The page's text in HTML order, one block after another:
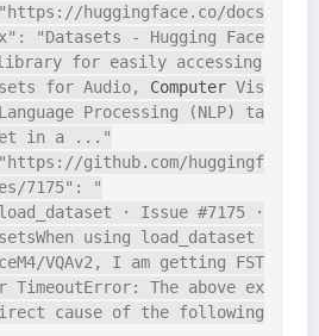
huggingface.co/docs
"Datasets - Hugging Face
library for easily accessing
for Audio, Computer Vis
Processing (NLP) ta
in a ..."
github.com/huggingf
7175": "
· Issue #7175 ·
using load_dataset
VQAv2, I am getting FST
TimeoutError: The above ex
cause of the following